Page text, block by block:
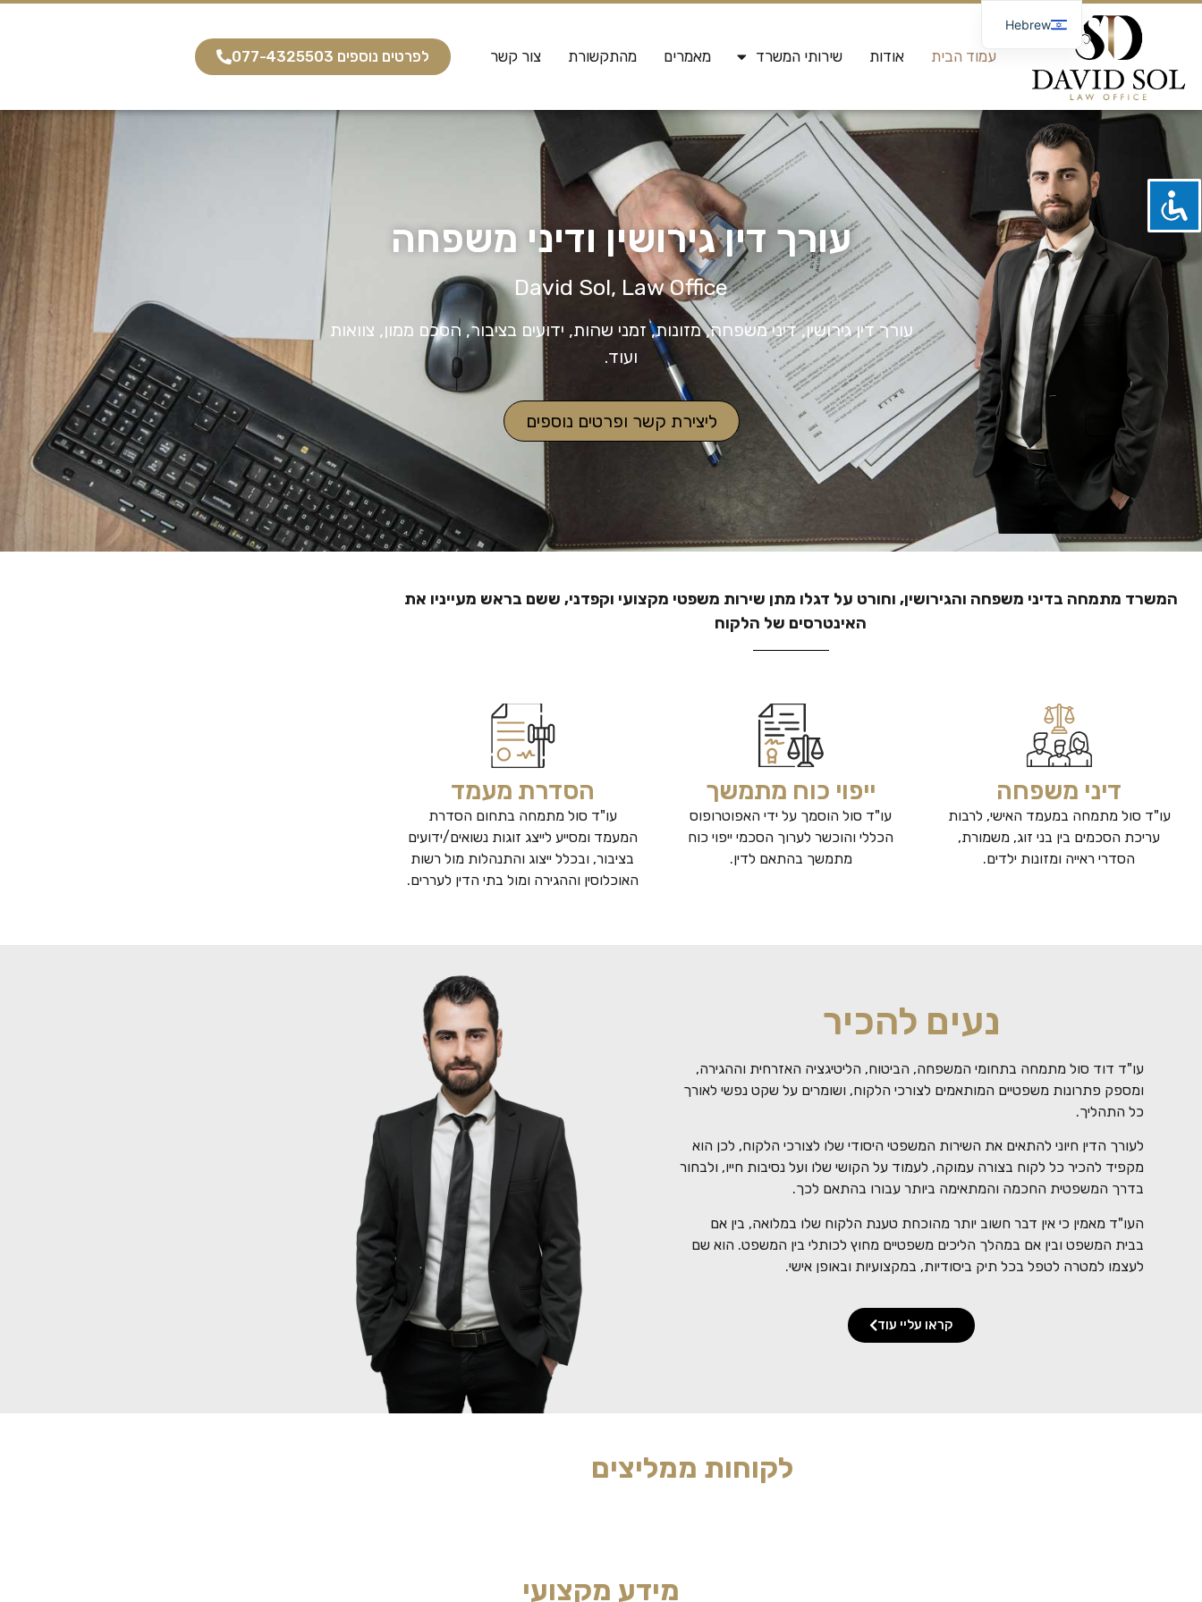
עמוד הבית אודות שירותי המשרד מאמרים מהתקשורת צור קשר לפרטים נוספים 077-4325503
עורך דין גירושין ודיני משפחה
David Sol, Law Office
עורך דין גירושין, דיני משפחה, מזונות, זמני שהות, ידועים בציבור, הסכם ממון, צוואות
ועוד.
ליצירת קשר ופרטים נוספים
המשרד מתמחה בדיני משפחה והגירושין, וחורט על דגלו מתן שירות משפטי מקצועי וקפדני, ששם בראש מעייניו את
האינטרסים של הלקוח
דיני משפחה
עו"ד סול מתמחה במעמד האישי, לרבות
עריכת הסכמים בין בני זוג, משמורת,
הסדרי ראייה ומזונות ילדים.
ייפוי כוח מתמשך
עו"ד סול הוסמך על ידי האפוטרופוס
הכללי והוכשר לערוך הסכמי ייפוי כוח
מתמשך בהתאם לדין.
הסדרת מעמד
עו"ד סול מתמחה בתחום הסדרת
המעמד ומסייע לייצג זוגות נשואים/ידועים
בציבור, ובכלל ייצוג והתנהלות מול רשות
האוכלוסין וההגירה ומול בתי הדין לעררים.
נעים להכיר
עו"ד דוד סול מתמחה בתחומי המשפחה, הביטוח, הליטיגציה האזרחית וההגירה,
ומספק פתרונות משפטיים המותאמים לצורכי הלקוח, ושומרים על שקט נפשי לאורך
כל התהליך.
לעורך הדין חיוני להתאים את השירות המשפטי היסודי שלו לצורכי הלקוח, לכן הוא
מקפיד להכיר כל לקוח בצורה עמוקה, לעמוד על הקושי שלו ועל נסיבות חייו, ולבחור
בדרך המשפטית החכמה והמתאימה ביותר עבורו בהתאם לכך.
העו"ד מאמין כי אין דבר חשוב יותר מהוכחת טענת הלקוח שלו במלואה, בין אם
בבית המשפט ובין אם במהלך הליכים משפטיים מחוץ לכותלי בין המשפט. הוא שם
לעצמו למטרה לטפל בכל תיק ביסודיות, במקצועיות ובאופן אישי.
קראו עליי עוד
לקוחות ממליצים
מידע מקצועי
Hebrew